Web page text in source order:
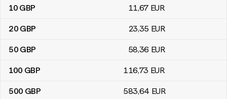
10 GBP 11,67 EUR
20 GBP 23,35 EUR
50 GBP 58,36 EUR
100 GBP 116,73 EUR
500 GBP 583,64 EUR